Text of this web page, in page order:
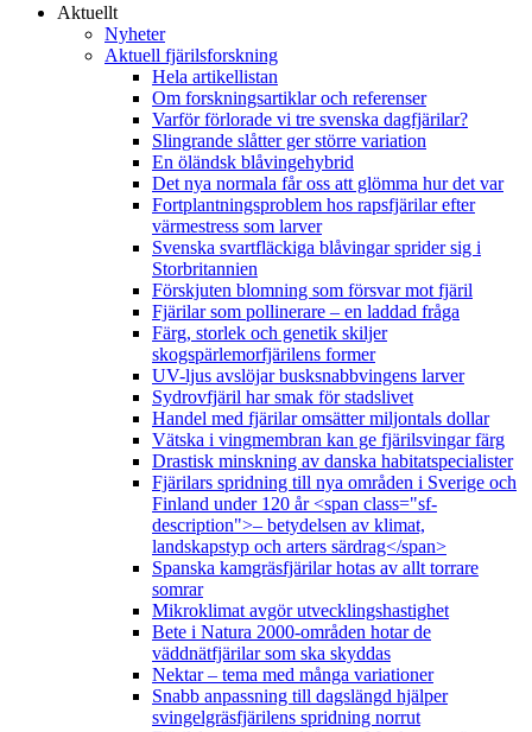
Aktuellt
Nyheter
Aktuell fjärilsforskning
Hela artikellistan
Om forskningsartiklar och referenser
Varför förlorade vi tre svenska dagfjärilar?
Slingrande slåtter ger större variation
En öländsk blåvingehybrid
Det nya normala får oss att glömma hur det var
Fortplantningsproblem hos rapsfjärilar efter
värmestress som larver
Svenska svartfläckiga blåvingar sprider sig i
Storbritannien
Förskjuten blomning som försvar mot fjäril
Fjärilar som pollinerare – en laddad fråga
Färg, storlek och genetik skiljer
skogspärlemorfjärilens former
UV-ljus avslöjar busksnabbvingens larver
Sydrovfjäril har smak för stadslivet
Handel med fjärilar omsätter miljontals dollar
Vätska i vingmembran kan ge fjärilsvingar färg
Drastisk minskning av danska habitatspecialister
Fjärilars spridning till nya områden i Sverige och
Finland under 120 år <span class="sf-
description">– betydelsen av klimat,
landskapstyp och arters särdrag</span>
Spanska kamgräsfjärilar hotas av allt torrare
somrar
Mikroklimat avgör utvecklingshastighet
Bete i Natura 2000-områden hotar de
väddnätfjärilar som ska skyddas
Nektar – tema med många variationer
Snabb anpassning till dagslängd hjälper
svingelgräsfjärilens spridning norrut